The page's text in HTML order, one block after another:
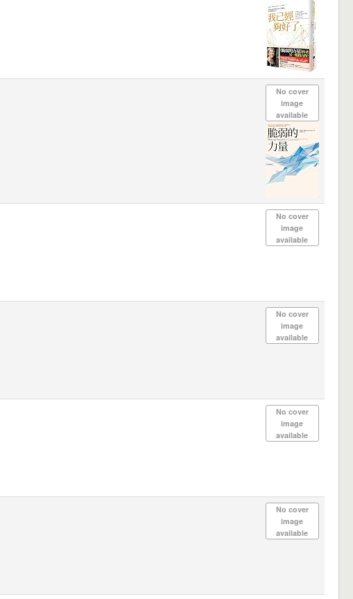
No cover
image
available
No cover
image
available
No cover
image
available
No cover
image
available
No cover
image
available